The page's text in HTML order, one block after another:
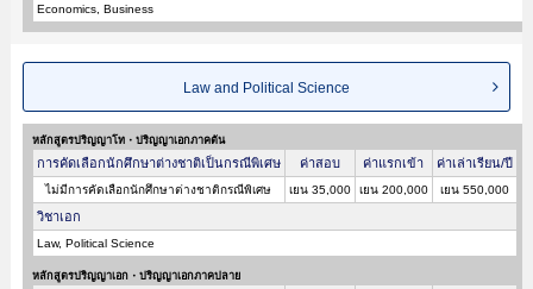
Economics, Business
Law and Political Science
หลักสูตรปริญญาโท・ปริญญาเอกภาคต้น
การคัดเลือกนักศึกษาต่างชาติเป็นกรณีพิเศษ ค่าสอบ ค่าแรกเข้า ค่าเล่าเรียน/ปี
ไม่มีการคัดเลือกนักศึกษาต่างชาติกรณีพิเศษ เยน 35,000 เยน 200,000 เยน 550,000
วิชาเอก
Law, Political Science
หลักสูตรปริญญาเอก・ปริญญาเอกภาคปลาย